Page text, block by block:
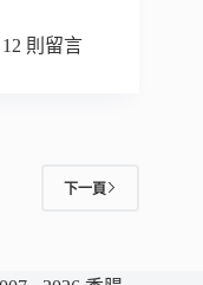
12 則留言
下一頁